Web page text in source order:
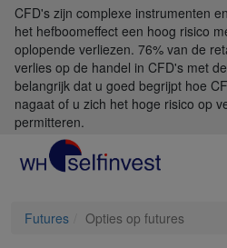
CFD's zijn complexe instrumenten
het hefboomeffect een hoog risico
oplopende verliezen. 76% van de
verlies op de handel in CFD's met
belangrijk dat u goed begrijpt hoe
nagaat of u zich het hoge risico op
permitteren.
Futures Opties op futures